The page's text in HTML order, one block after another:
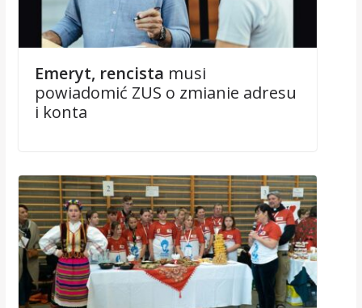
Emeryt, rencista musi
powiadomić ZUS o zmianie adresu
i konta